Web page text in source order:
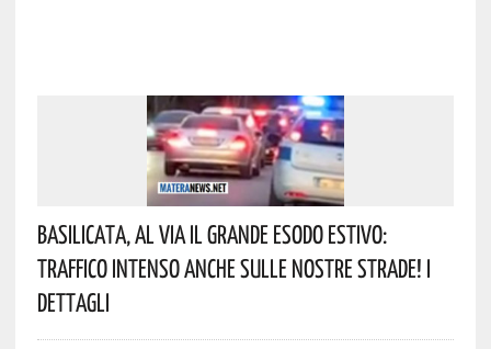
Basilicata, Al Via Il Grande Esodo Estivo:
Traffico Intenso Anche Sulle Nostre Strade! I
Dettagli